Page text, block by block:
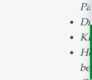
KI